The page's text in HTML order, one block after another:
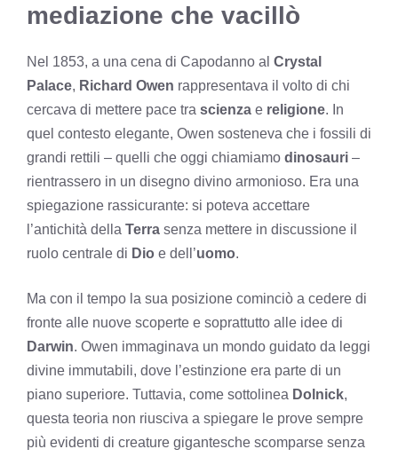
mediazione che vacillò
Nel 1853, a una cena di Capodanno al Crystal
Palace, Richard Owen rappresentava il volto di chi
cercava di mettere pace tra scienza e religione. In
quel contesto elegante, Owen sosteneva che i fossili di
grandi rettili – quelli che oggi chiamiamo dinosauri –
rientrassero in un disegno divino armonioso. Era una
spiegazione rassicurante: si poteva accettare
l’antichità della Terra senza mettere in discussione il
ruolo centrale di Dio e dell’uomo.
Ma con il tempo la sua posizione cominciò a cedere di
fronte alle nuove scoperte e soprattutto alle idee di
Darwin. Owen immaginava un mondo guidato da leggi
divine immutabili, dove l’estinzione era parte di un
piano superiore. Tuttavia, come sottolinea Dolnick,
questa teoria non riusciva a spiegare le prove sempre
più evidenti di creature gigantesche scomparse senza